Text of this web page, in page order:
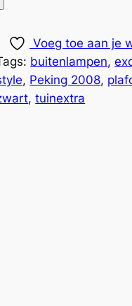
Voeg toe aan je
buitenlampen,
, Peking 2008,
, tuinextra